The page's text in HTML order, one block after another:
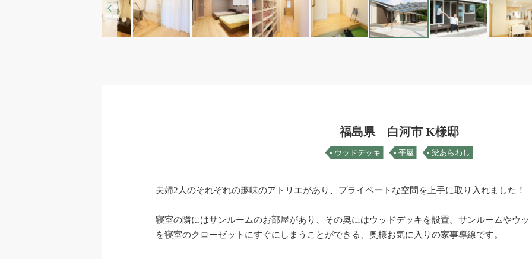
Previous
福島県 白河市 K様邸
ウッドデッキ 平屋 梁あらわし
夫婦2人のそれぞれの趣味のアトリエがあり、プライベートな空間を上手に取り入れました！
寝室の隣にはサンルームのお部屋があり、その奥にはウッドデッキを設置。サンルームやウ
を寝室のクローゼットにすぐにしまうことができる、奥様お気に入りの家事導線です。